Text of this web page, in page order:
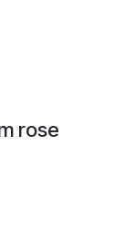
Zomersolden
rose